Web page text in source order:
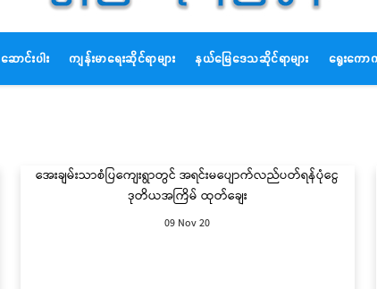
ဆောင်းပါး ကျန်းမာရေးဆိုင်ရာများ နယ်မြေဒေသဆိုင်ရာများ ရွေးကော
အေးချမ်းသာစံပြကျေးရွာတွင် အရင်းမပျောက်လည်ပတ်ရန်ပုံငွေ
ဒုတိယအကြိမ် ထုတ်ချေး
09 Nov 20